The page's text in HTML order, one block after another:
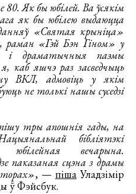
80. Як бы юбілей. Ва ўсякім
як бы юбілею выдаюцца
«Святая крыніца»
раман «Гэй Бэн Гіном» у
і драматычныя паэмы
каб яшчэ раз засведчыць
ВКЛ, адмовіць у якім
не толькі нашы суседзі
тры апошнія гады, на
бібліятэкі
вечарына.
паказаная сцэна з драмы
, — пішаУладзімір
ў Фэйсбук.